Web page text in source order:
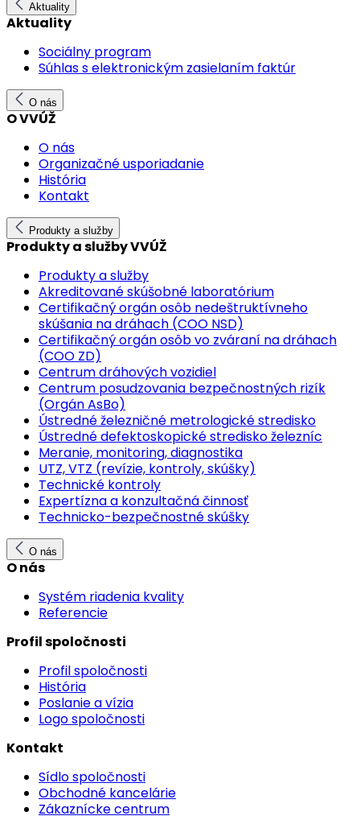
Aktuality
Aktuality
Sociálny program
Súhlas s elektronickým zasielaním faktúr
O nás
O VVÚŽ
O nás
Organizačné usporiadanie
História
Kontakt
Produkty a služby
Produkty a služby VVÚŽ
Produkty a služby
Akreditované skúšobné laboratórium
Certifikačný orgán osôb nedeštruktívneho
skúšania na dráhach (COO NSD)
Certifikačný orgán osôb vo zváraní na dráhach
(COO ZD)
Centrum dráhových vozidiel
Centrum posudzovania bezpečnostných rizík
(Orgán AsBo)
Ústredné železničné metrologické stredisko
Ústredné defektoskopické stredisko železníc
Meranie, monitoring, diagnostika
UTZ, VTZ (revízie, kontroly, skúšky)
Technické kontroly
Expertízna a konzultačná činnosť
Technicko-bezpečnostné skúšky
O nás
O nás
Systém riadenia kvality
Referencie
Profil spoločnosti
Profil spoločnosti
História
Poslanie a vízia
Logo spoločnosti
Kontakt
Sídlo spoločnosti
Obchodné kancelárie
Zákaznícke centrum